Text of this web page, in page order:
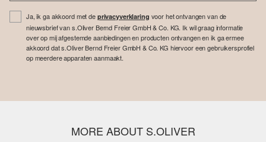
Ja, ik ga akkoord met de privacyverklaring voor het ontvangen van de
nieuwsbrief van s.Oliver Bernd Freier GmbH & Co. KG. Ik wil graag informatie
over op mij afgestemde aanbiedingen en producten ontvangen en ik ga ermee
akkoord dat s.Oliver Bernd Freier GmbH & Co. KG hiervoor een gebruikersprofiel
op meerdere apparaten aanmaakt.
MORE ABOUT S.OLIVER